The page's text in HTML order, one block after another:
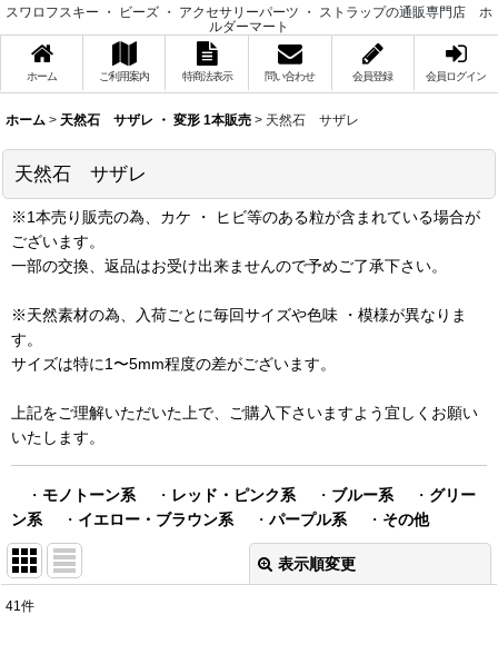
スワロフスキー ・ ビーズ ・ アクセサリーパーツ ・ ストラップの通販専門店 ホ
ルダーマート
ホーム ご利用案内 特商法表示 問い合わせ 会員登録 会員ログイン
ホーム > 天然石 サザレ ・ 変形 1本販売 > 天然石 サザレ
天然石 サザレ
※1本売り販売の為、カケ ・ ヒビ等のある粒が含まれている場合が
ございます。
一部の交換、返品はお受け出来ませんので予めご了承下さい。
※天然素材の為、入荷ごとに毎回サイズや色味 ・模様が異なりま
す。
サイズは特に1〜5mm程度の差がございます。
上記をご理解いただいた上で、ご購入下さいますよう宜しくお願い
いたします。
・ モノトーン系 ・ レッド・ピンク系 ・ ブルー系 ・ グリー
ン系 ・ イエロー・ブラウン系 ・ パープル系 ・ その他
表示順変更
41件